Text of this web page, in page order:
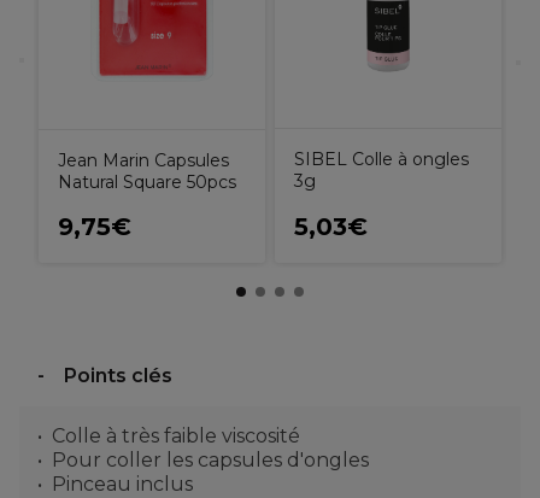
Jean Marin Capsules
Natural Square 50pcs
9,75€
SIBEL Colle à ongles
3g
5,03€
Points clés
Colle à très faible viscosité
Pour coller les capsules d'ongles
Pinceau inclus